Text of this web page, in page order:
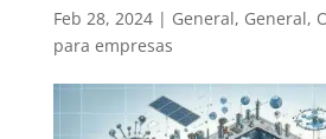
Feb 28, 2024| General, General,
para empresas